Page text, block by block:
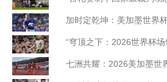
加时定乾坤：美加墨世界杯终极
“穹顶之下：2026世界杯场
七洲共耀：2026美加墨世